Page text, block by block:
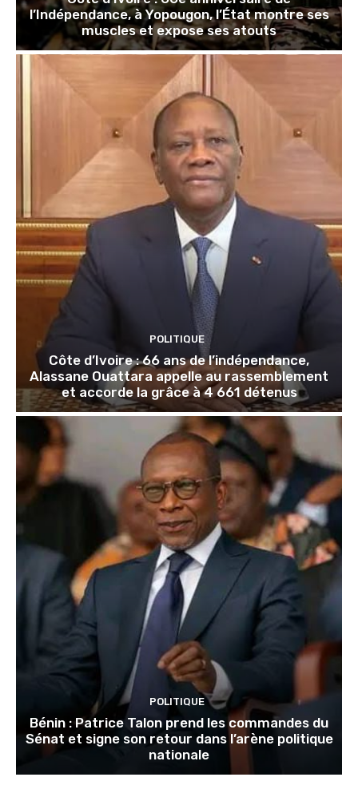
l’Indépendance, à Yopougon, l’État montre ses
muscles et expose ses atouts
POLITIQUE
Côte d’Ivoire : 66 ans de l’indépendance,
Alassane Ouattara appelle au rassemblement
et accorde la grâce à 4 661 détenus
POLITIQUE
Bénin : Patrice Talon prend les commandes du
Sénat et signe son retour dans l’arène politique
nationale